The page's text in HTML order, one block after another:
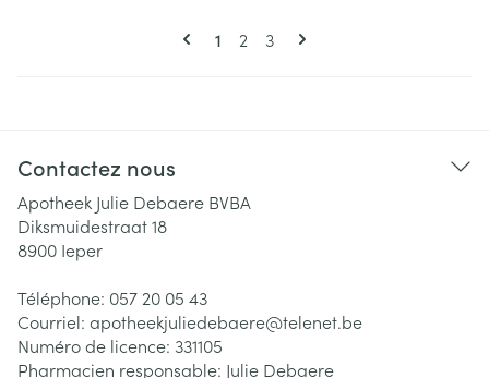
Pages
Vous lisez actuellement la page
1 Page
2 Page
3
Contactez nous
Apotheek Julie Debaere BVBA
Diksmuidestraat 18
8900 Ieper
Téléphone: 057 20 05 43
Courriel: apotheekjuliedebaere@telenet.be
Numéro de licence: 331105
Pharmacien responsable: Julie Debaere